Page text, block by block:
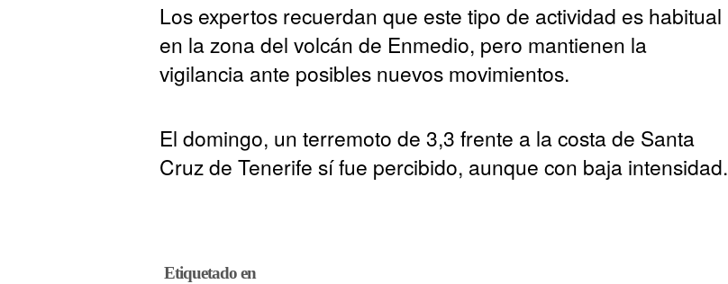
Los expertos recuerdan que este tipo de actividad es habitual
en la zona del volcán de Enmedio, pero mantienen la
vigilancia ante posibles nuevos movimientos.
El domingo, un terremoto de 3,3 frente a la costa de Santa
Cruz de Tenerife sí fue percibido, aunque con baja intensidad.
Etiquetado en